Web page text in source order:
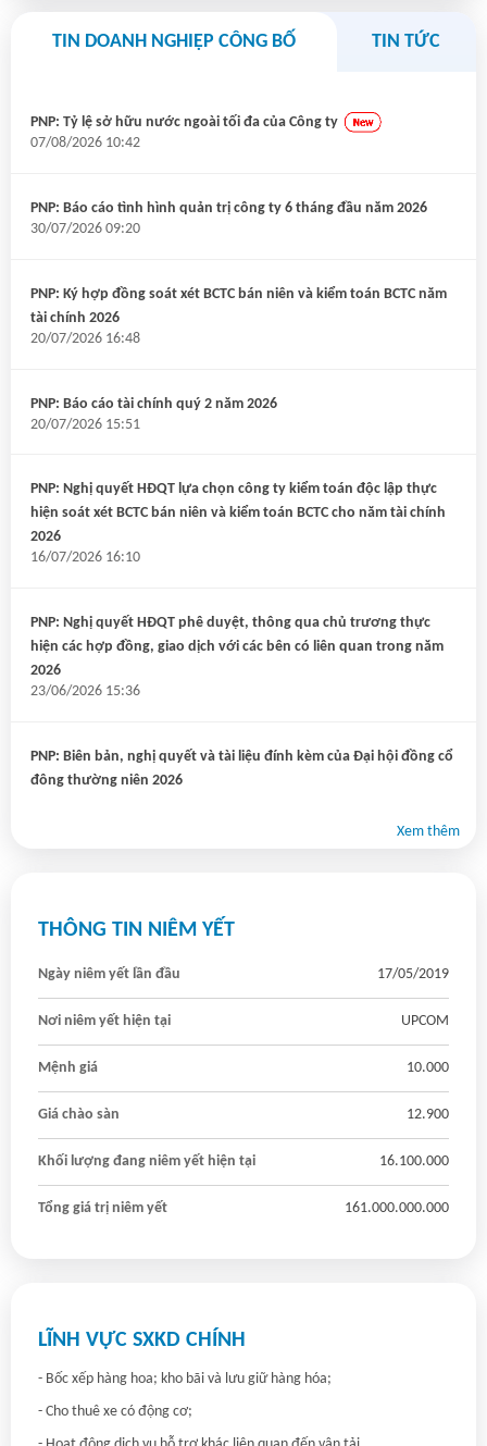
TIN DOANH NGHIỆP CÔNG BỐ TIN TỨC
PNP: Tỷ lệ sở hữu nước ngoài tối đa của Công ty
07/08/2026 10:42
PNP: Báo cáo tình hình quản trị công ty 6 tháng đầu năm 2026
30/07/2026 09:20
PNP: Ký hợp đồng soát xét BCTC bán niên và kiểm toán BCTC năm
tài chính 2026
20/07/2026 16:48
PNP: Báo cáo tài chính quý 2 năm 2026
20/07/2026 15:51
PNP: Nghị quyết HĐQT lựa chọn công ty kiểm toán độc lập thực
hiện soát xét BCTC bán niên và kiểm toán BCTC cho năm tài chính
2026
16/07/2026 16:10
PNP: Nghị quyết HĐQT phê duyệt, thông qua chủ trương thực
hiện các hợp đồng, giao dịch với các bên có liên quan trong năm
2026
23/06/2026 15:36
PNP: Biên bản, nghị quyết và tài liệu đính kèm của Đại hội đồng cổ
đông thường niên 2026
Xem thêm
THÔNG TIN NIÊM YẾT
Ngày niêm yết lần đầu 17/05/2019
Nơi niêm yết hiện tại UPCOM
Mệnh giá 10.000
Giá chào sàn 12.900
Khối lượng đang niêm yết hiện tại 16.100.000
Tổng giá trị niêm yết 161.000.000.000
LĨNH VỰC SXKD CHÍNH
- Bốc xếp hàng hoa; kho bãi và lưu giữ hàng hóa;
- Cho thuê xe có động cơ;